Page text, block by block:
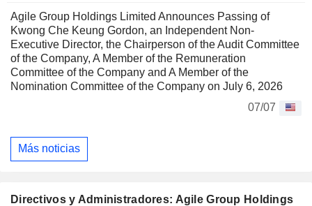
Agile Group Holdings Limited Announces Passing of
Kwong Che Keung Gordon, an Independent Non-
Executive Director, the Chairperson of the Audit Committee
of the Company, A Member of the Remuneration
Committee of the Company and A Member of the
Nomination Committee of the Company on July 6, 2026
07/07
Más noticias
Directivos y Administradores: Agile Group Holdings